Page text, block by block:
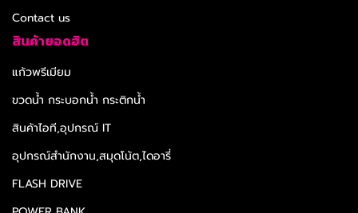
Contact us
สินค้ายอดฮิต
แก้วพรีเมียม
ขวดน้ำ กระบอกน้ำ กระติกน้ำ
สินค้าไอที,อุปกรณ์ IT
อุปกรณ์สำนักงาน,สมุดโน้ต,ไดอารี่
FLASH DRIVE